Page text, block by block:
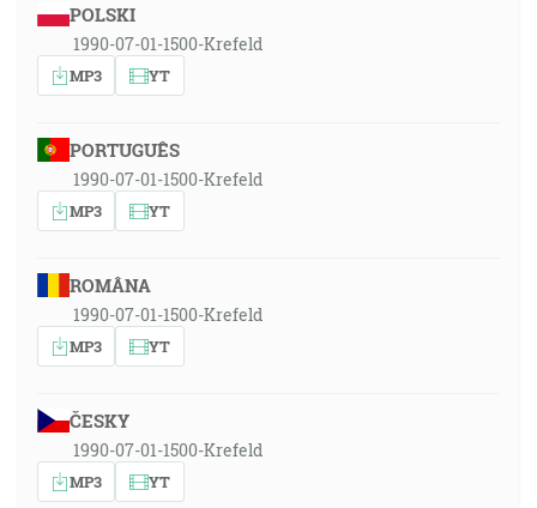
POLSKI
1990-07-01-1500-Krefeld
MP3 YT
PORTUGUÊS
1990-07-01-1500-Krefeld
MP3 YT
ROMÂNA
1990-07-01-1500-Krefeld
MP3 YT
ČESKY
1990-07-01-1500-Krefeld
MP3 YT